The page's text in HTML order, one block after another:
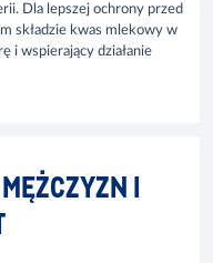
Dla lepszej ochrony przed
składzie kwas mlekowy w
i wspierający działanie
I